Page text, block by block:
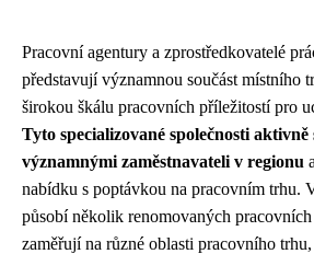
Pracovní agentury a zprostředkovatelé
představují významnou součást místního
širokou škálu pracovních příležitostí pro
Tyto specializované společnosti
významnými zaměstnavateli v regionu
nabídku s poptávkou na pracovním trhu.
působí několik renomovaných pracovních
zaměřují na různé oblasti pracovního